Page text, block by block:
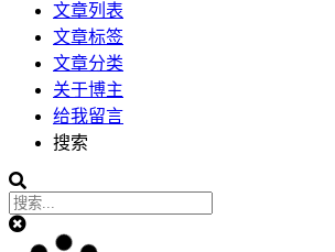
文章列表
文章标签
文章分类
关于博主
给我留言
搜索